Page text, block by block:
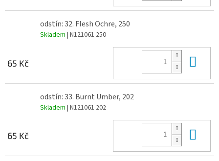
odstín: 32. Flesh Ochre, 250
Skladem | N121061 250
65 Kč
odstín: 33. Burnt Umber, 202
Skladem | N121061 202
65 Kč